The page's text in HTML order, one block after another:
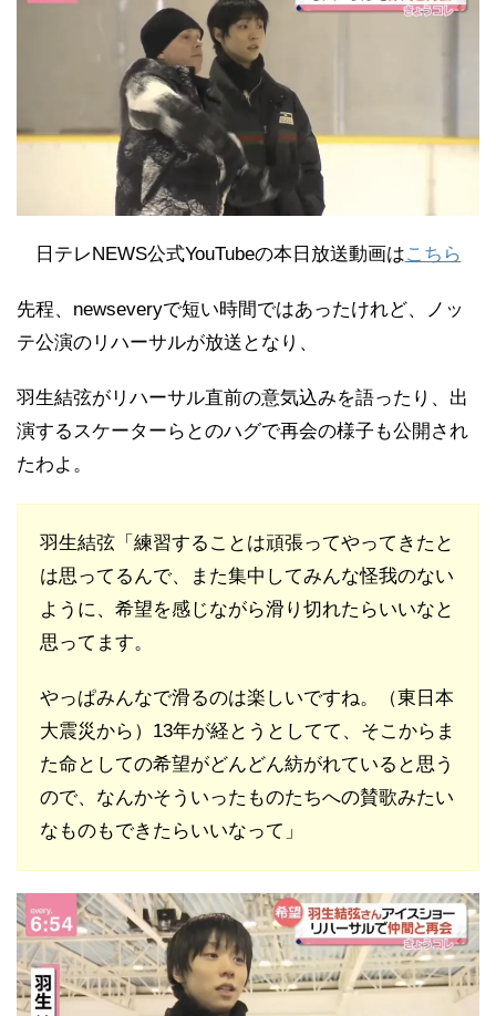
日テレNEWS公式YouTubeの本日放送動画はこちら
先程、newseveryで短い時間ではあったけれど、ノッ
テ公演のリハーサルが放送となり、
羽生結弦がリハーサル直前の意気込みを語ったり、出
演するスケーターらとのハグで再会の様子も公開され
たわよ。
羽生結弦「練習することは頑張ってやってきたと
は思ってるんで、また集中してみんな怪我のない
ように、希望を感じながら滑り切れたらいいなと
思ってます。
やっぱみんなで滑るのは楽しいですね。（東日本
大震災から）13年が経とうとしてて、そこからま
た命としての希望がどんどん紡がれていると思う
ので、なんかそういったものたちへの賛歌みたい
なものもできたらいいなって」